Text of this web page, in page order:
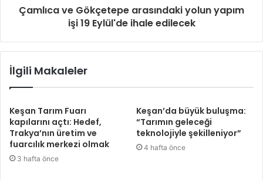
Çamlıca ve Gökçetepe arasındaki yolun yapım
işi 19 Eylül'de ihale edilecek
İlgili Makaleler
Keşan Tarım Fuarı
kapılarını açtı: Hedef,
Trakya’nın üretim ve
fuarcılık merkezi olmak
3 hafta önce
Keşan’da büyük buluşma:
“Tarımın geleceği
teknolojiyle şekilleniyor”
4 hafta önce